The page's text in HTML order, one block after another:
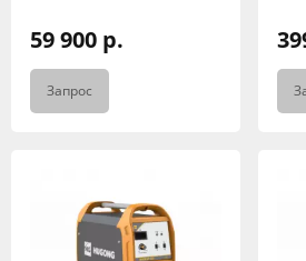
59 900 р.
Запрос